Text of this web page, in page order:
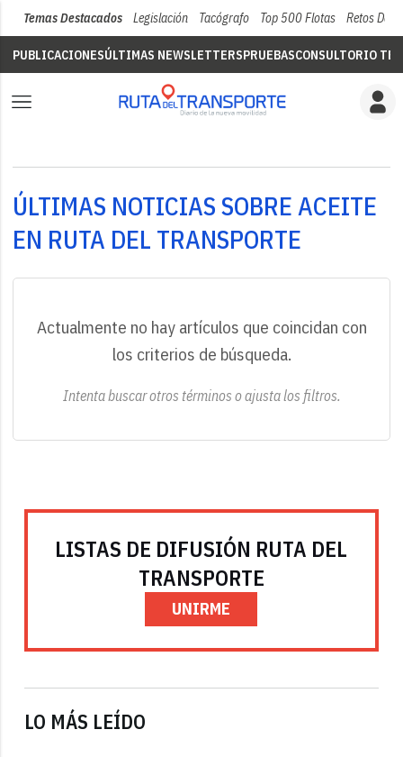
Temas Destacados Legislación Tacógrafo Top 500 Flotas Retos Del
PUBLICACIONESÚLTIMAS NEWSLETTERSPRUEBASCONSULTORIO
ÚLTIMAS NOTICIAS SOBRE ACEITE
EN RUTA DEL TRANSPORTE
Actualmente no hay artículos que coincidan con
los criterios de búsqueda.
Intenta buscar otros términos o ajusta los filtros.
LISTAS DE DIFUSIÓN RUTA DEL
TRANSPORTE
UNIRME
LO MÁS LEÍDO